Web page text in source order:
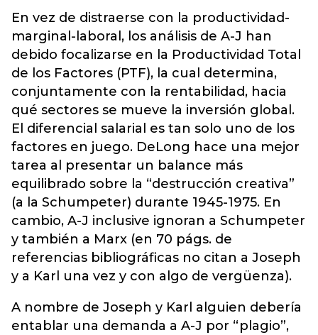
En vez de distraerse con la productividad-
marginal-laboral, los análisis de A-J han
debido focalizarse en la Productividad Total
de los Factores (PTF), la cual determina,
conjuntamente con la rentabilidad, hacia
qué sectores se mueve la inversión global.
El diferencial salarial es tan solo uno de los
factores en juego. DeLong hace una mejor
tarea al presentar un balance más
equilibrado sobre la “destrucción creativa”
(a la Schumpeter) durante 1945-1975. En
cambio, A-J inclusive ignoran a Schumpeter
y también a Marx (en 70 págs. de
referencias bibliográficas no citan a Joseph
y a Karl una vez y con algo de vergüenza).
A nombre de Joseph y Karl alguien debería
entablar una demanda a A-J por “plagio”,